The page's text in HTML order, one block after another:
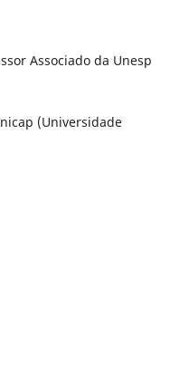
Associado da Unesp
(Universidade